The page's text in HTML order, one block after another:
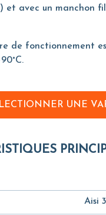
et avec un manchon
de fonctionnement
UNE
Aisi